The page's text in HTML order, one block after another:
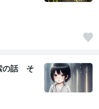
の話 そ